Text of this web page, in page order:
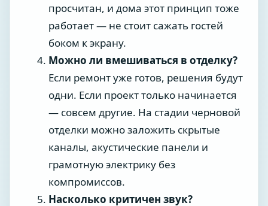
просчитан, и дома этот принцип тоже
работает — не стоит сажать гостей
боком к экрану.
Можно ли вмешиваться в отделку?
Если ремонт уже готов, решения будут
одни. Если проект только начинается
— совсем другие. На стадии черновой
отделки можно заложить скрытые
каналы, акустические панели и
грамотную электрику без
компромиссов.
Насколько критичен звук?